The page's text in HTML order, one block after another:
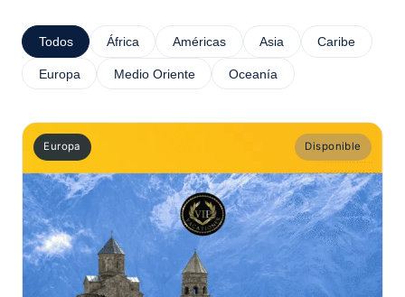
Todos África Américas Asia Caribe
Europa Medio Oriente Oceanía
Europa Disponible